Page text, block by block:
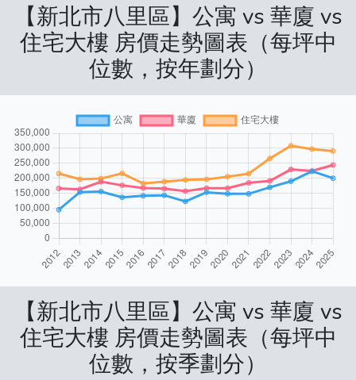
【新北市八里區】公寓 vs 華廈 vs
住宅大樓 房價走勢圖表（每坪中
位數，按年劃分）
【新北市八里區】公寓 vs 華廈 vs
住宅大樓 房價走勢圖表（每坪中
位數，按季劃分）